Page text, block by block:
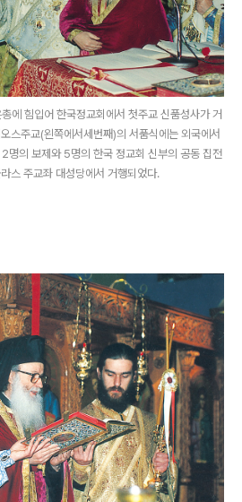
에 힘입어 한국정교회에서 첫주교 신품성사가 거
스주교(왼쪽에서세번째)의 서품식에는 외국에서
명의 보제와 5명의 한국 정교회 신부의 공동 집전
스 주교좌 대성당에서 거행되었다.